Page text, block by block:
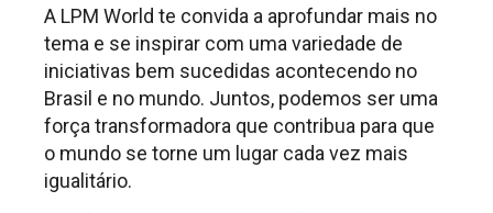
A LPM World te convida a aprofundar mais no
tema e se inspirar com uma variedade de
iniciativas bem sucedidas acontecendo no
Brasil e no mundo. Juntos, podemos ser uma
força transformadora que contribua para que
o mundo se torne um lugar cada vez mais
igualitário.